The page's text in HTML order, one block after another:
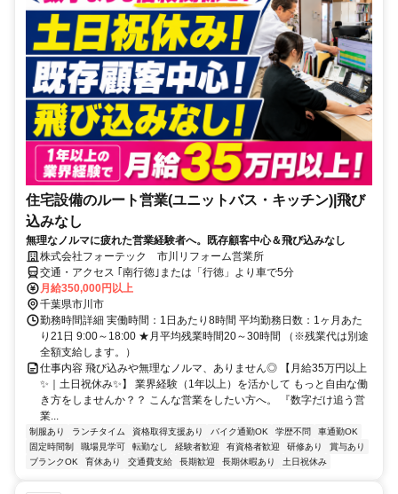
住宅設備のルート営業(ユニットバス・キッチン)|飛び
込みなし
無理なノルマに疲れた営業経験者へ。既存顧客中心＆飛び込みなし
株式会社フォーテック 市川リフォーム営業所
交通・アクセス ｢南行徳｣または「行徳」より車で5分
月給350,000円以上
千葉県市川市
勤務時間詳細 実働時間：1日あたり8時間 平均勤務日数：1ヶ月あた
り21日 9:00～18:00 ★月平均残業時間20～30時間 （※残業代は別途
全額支給します。）
仕事内容 飛び込みや無理なノルマ、ありません◎ 【月給35万円以上
✨｜土日祝休み✨】 業界経験（1年以上）を活かして もっと自由な働
き方をしませんか？？ こんな営業をしたい方へ。 『数字だけ追う営
業...
制服あり ランチタイム 資格取得支援あり バイク通勤OK 学歴不問
車通勤OK
固定時間制
職場見学可 転勤なし 経験者歓迎 有資格者歓迎 研修あり
賞与あり
ブランクOK
育休あり 交通費支給 長期歓迎 長期休暇あり 土日祝休み